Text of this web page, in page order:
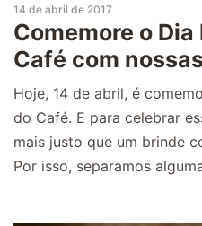
14 de abril de 2017
Comemore o
Café com
Hoje, 14 de abril, é
do Café. E para celebrar
mais justo que um brinde
Por isso, separamos